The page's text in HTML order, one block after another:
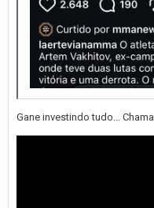
Gane investindo tudo... Chama